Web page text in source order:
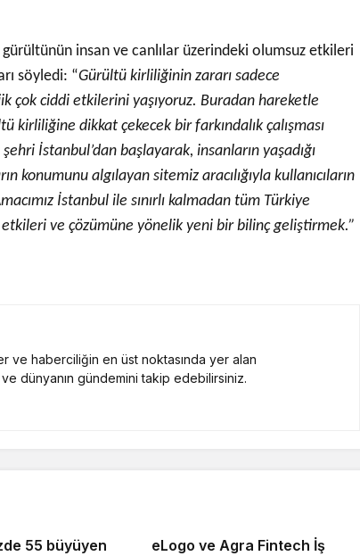
gürültünün insan ve canlılar üzerindeki olumsuz etkileri
söyledi: “Gürültü kirliliğinin zararı sadece
çok ciddi etkilerini yaşıyoruz. Buradan hareketle
dikkat çekecek bir farkındalık çalışması
İstanbul’dan başlayarak, insanların yaşadığı
konumunu algılayan sitemiz aracılığıyla kullanıcıların
İstanbul ile sınırlı kalmadan tüm Türkiye
ve çözümüne yönelik yeni bir bilinç geliştirmek.”
ve haberciliğin en üst noktasında yer alan
dünyanın gündemini takip edebilirsiniz.
55 büyüyen
eLogo ve Agra Fintech İş